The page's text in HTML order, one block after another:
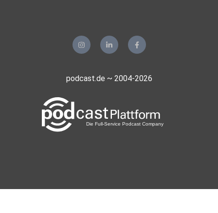
podcast.de ~ 2004-2026